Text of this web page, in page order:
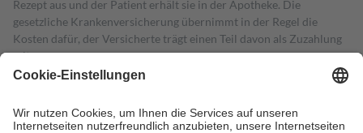
Rezept aus und der Patient erhält sie in der Apotheke. Die
gesetzliche Krankenversicherung übernimmt in der Regel die
Kosten dafür, der Versicherte trägt einen Teil davon als Zuzahlung
mit.
Grundsätzlich leisten Mitglieder Zuzahlungen in Höhe von zehn
höchstens zehn Euro.
Es sind jedoch nie mehr als die tatsächlichen
Kosten der Leistung zu entrichten.